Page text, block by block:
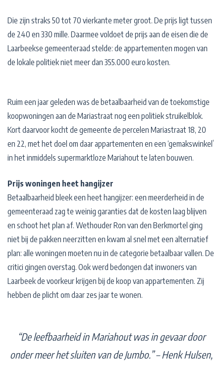
Die zijn straks 50 tot 70 vierkante meter groot. De prijs ligt tussen
de 240 en 330 mille. Daarmee voldoet de prijs aan de eisen die de
Laarbeekse gemeenteraad stelde: de appartementen mogen van
de lokale politiek niet meer dan 355.000 euro kosten.
Ruim een jaar geleden was de betaalbaarheid van de toekomstige
koopwoningen aan de Mariastraat nog een politiek struikelblok.
Kort daarvoor kocht de gemeente de percelen Mariastraat 18, 20
en 22, met het doel om daar appartementen en een ‘gemakswinkel’
in het inmiddels supermarktloze Mariahout te laten bouwen.
Prijs woningen heet hangijzer
Betaalbaarheid bleek een heet hangijzer: een meerderheid in de
gemeenteraad zag te weinig garanties dat de kosten laag blijven
en schoot het plan af. Wethouder Ron van den Berkmortel ging
niet bij de pakken neerzitten en kwam al snel met een alternatief
plan: alle woningen moeten nu in de categorie betaalbaar vallen. De
critici gingen overstag. Ook werd bedongen dat inwoners van
Laarbeek de voorkeur krijgen bij de koop van appartementen. Zij
hebben de plicht om daar zes jaar te wonen.
“De leefbaar­heid in Mariahout was in gevaar door
onder meer het sluiten van de Jumbo.”– Henk Hulsen,